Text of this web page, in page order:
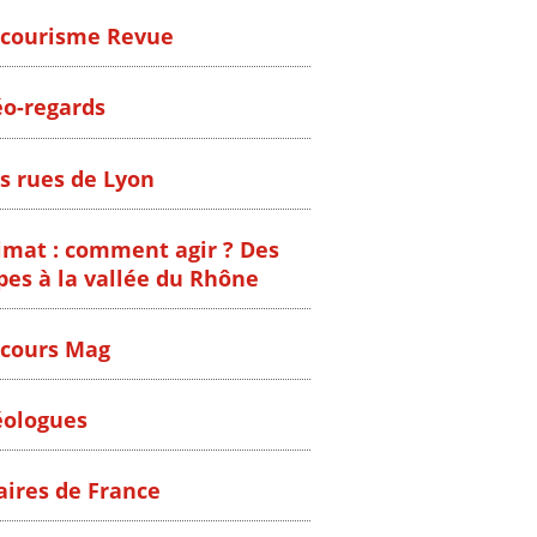
Revue
regards
rues de Lyon
: comment agir ? Des
à la vallée du Rhône
Mag
de France